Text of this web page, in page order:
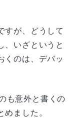
すが、どうして
、いざというと
くのは、デバッ
も意外と書くの
ました。